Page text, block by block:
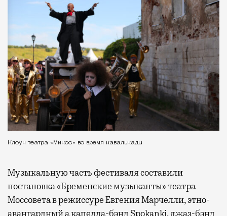
Клоун театра «Микос» во время кавалькады
Музыкальную часть фестиваля составили
постановка «Бременские музыканты» театра
Моссовета в режиссуре Евгения Марчелли, этно-
авангардный а капелла-бэнд Spokanki, джаз-бэнд